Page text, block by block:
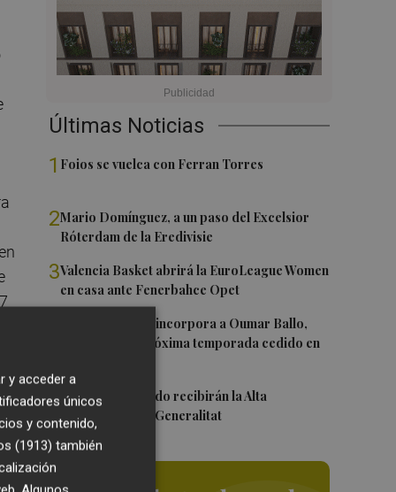
Últimas Noticias
1 Foios se vuelca con Ferran Torres
2Mario Domínguez, a un paso del Excelsior
Róterdam de la Eredivisie
3Valencia Basket abrirá la EuroLeague Women
en casa ante Fenerbahce Opet
Valencia Basket incorpora a Oumar Ballo,
que jugará la próxima temporada cedido en
5 Ferran y Grimaldo recibirán la Alta
Distinción de la Generalitat
y acceder a
únicos
y contenido,
(1913) también